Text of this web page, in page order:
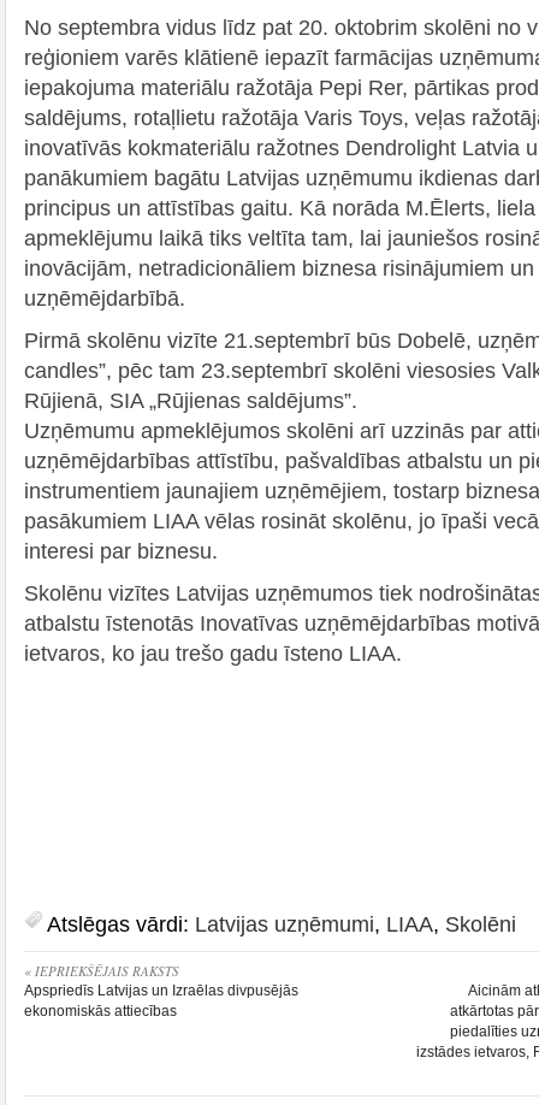
No septembra vidus līdz pat 20. oktobrim skolēni no
reģioniem varēs klātienē iepazīt farmācijas
iepakojuma materiālu ražotāja Pepi Rer, pārtikas
saldējums, rotaļlietu ražotāja Varis Toys, veļas
inovatīvās kokmateriālu ražotnes Dendrolight Latvia
panākumiem bagātu Latvijas uzņēmumu ikdienas
principus un attīstības gaitu. Kā norāda M.Ēlerts,
apmeklējumu laikā tiks veltīta tam, lai jauniešos
inovācijām, netradicionāliem biznesa risinājumiem
uzņēmējdarbībā.
Pirmā skolēnu vizīte 21.septembrī būs Dobelē,
candles”, pēc tam 23.septembrī skolēni viesosies
Rūjienā, SIA „Rūjienas saldējums”.
Uzņēmumu apmeklējumos skolēni arī uzzinās par
uzņēmējdarbības attīstību, pašvaldības atbalstu un
instrumentiem jaunajiem uzņēmējiem, tostarp
pasākumiem LIAA vēlas rosināt skolēnu, jo īpaši
interesi par biznesu.
Skolēnu vizītes Latvijas uzņēmumos tiek
atbalstu īstenotās Inovatīvas uzņēmējdarbības
ietvaros, ko jau trešo gadu īsteno LIAA.
Atslēgas vārdi: Latvijas uzņēmumi, LIAA, Skolēni
« IEPRIEKŠĒJAIS RAKSTS
Apspriedīs Latvijas un Izraēlas divpusējās
ekonomiskās attiecības
Aicinām
atkārtotas
piedalīties
izstādes ietvaros,